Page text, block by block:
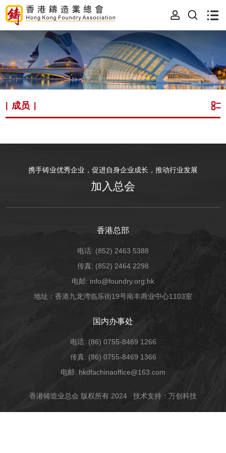
成员
携手铸业优秀企业，促进自身企业成长，推动行业发展
加入总会
香港总部
电话: (852) 2463 5388
传真: (852) 2464 2298
电邮: info@foundry.org.hk
地址：香港九龙湾临乐街19号南丰商业中心1103室
国内办事处
电话: (86) 0755-8469 1266
传真: (86) 0755-8469 1366
电邮: hkdfachinaoffice@163.com
香港铸造业总会 版权所有 2024 技术支持：万创科技